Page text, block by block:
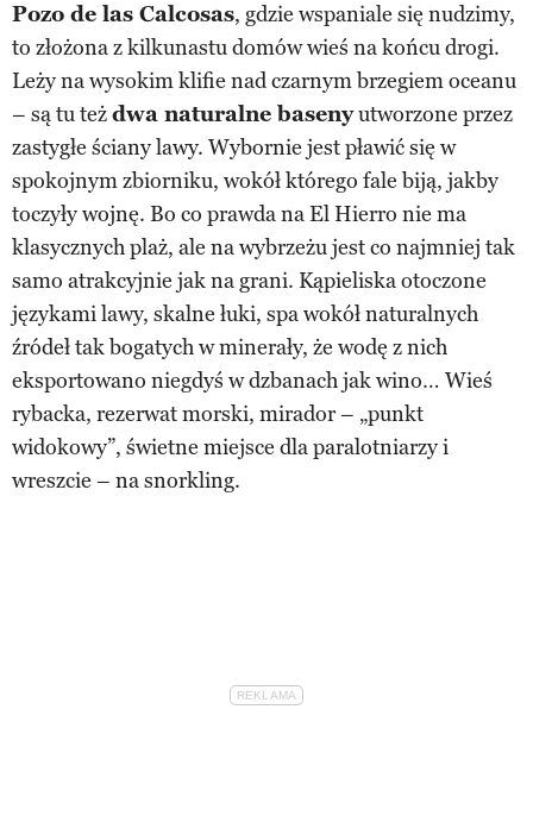
Pozo de las Calcosas, gdzie wspaniale się nudzimy,
to złożona z kilkunastu domów wieś na końcu drogi.
Leży na wysokim klifie nad czarnym brzegiem oceanu
– są tu teżdwa naturalne basenyutworzone przez
zastygłe ściany lawy. Wybornie jest pławić się w
spokojnym zbiorniku, wokół którego fale biją, jakby
toczyły wojnę. Bo co prawda na El Hierro nie ma
klasycznych plaż, ale na wybrzeżu jest co najmniej tak
samo atrakcyjnie jak na grani. Kąpieliska otoczone
językami lawy, skalne łuki, spa wokół naturalnych
źródeł tak bogatych w minerały, że wodę z nich
eksportowano niegdyś w dzbanach jak wino… Wieś
rybacka, rezerwat morski, mirador – „punkt
widokowy”, świetne miejsce dla paralotniarzy i
wreszcie – na snorkling.